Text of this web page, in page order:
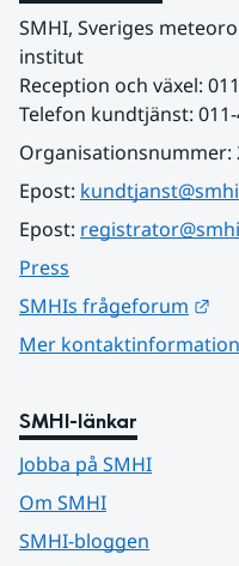
SMHI, Sveriges
institut
Reception och växel:
Telefon kundtjänst:
Organisationsnummer:
Epost:
Epost:
Press
SMHIs frågeforum
Mer kontaktinformation
SMHI-länkar
Jobba på SMHI
Om SMHI
SMHI-bloggen